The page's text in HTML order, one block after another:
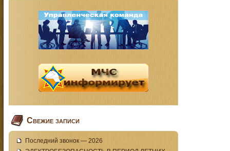
Свежие записи
Последний звонок — 2026